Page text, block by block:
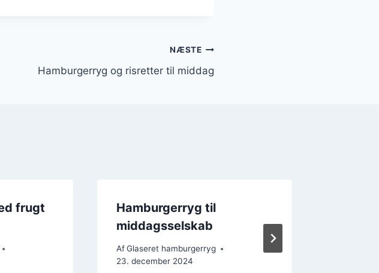
NÆSTE
Hamburgerryg og risretter til middag
frugt
Hamburgerryg til
middagsselskab
Af Glaseret hamburgerryg
23. december 2024